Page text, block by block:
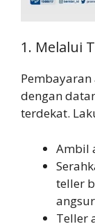
1. Melalui
Pembayaran
dengan
terdekat.
Ambil
teller
Teller